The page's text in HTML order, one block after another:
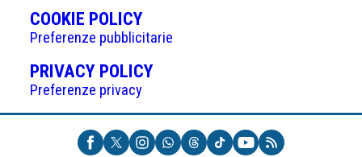
COOKIE POLICY(APRE
IN
UNA
NUOVA
Preferenze pubblicitarie
PRIVACY POLICY(APRE
UNA
NUOVA
Preferenze privacy